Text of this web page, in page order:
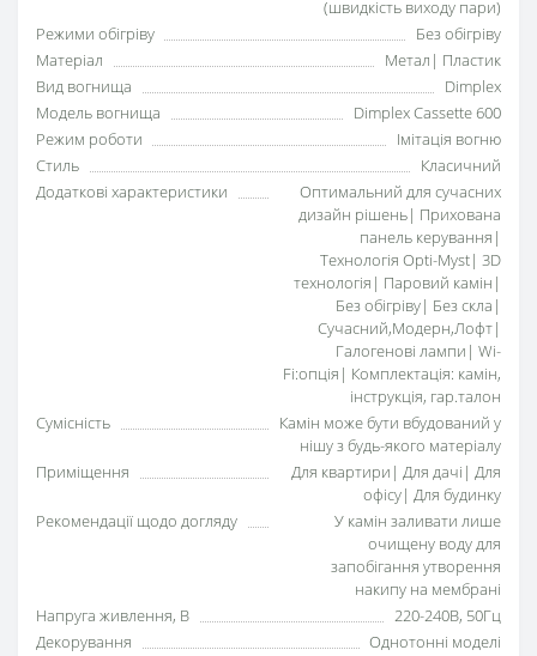
(швидкість виходу пари)
Режими обігріву
Без обігріву
Матеріал
Метал| Пластик
Вид вогнища
Dimplex
Модель вогнища
Dimplex Cassette 600
Режим роботи
Імітація вогню
Стиль
Класичний
Додаткові характеристики
Оптимальний для сучасних
дизайн рішень| Прихована
панель керування|
Технологія Opti-Myst| 3D
технологія| Паровий камін|
Без обігріву| Без скла|
Сучасний,Модерн,Лофт|
Галогенові лампи| Wi-
Fi:опція| Комплектація: камін,
інструкція, гар.талон
Сумісність
Камін може бути вбудований у
нішу з будь-якого матеріалу
Приміщення
Для квартири| Для дачі| Для
офісу| Для будинку
Рекомендації щодо догляду
У камін заливати лише
очищену воду для
запобігання утворення
накипу на мембрані
Напруга живлення, В
220-240В, 50Гц
Декорування
Однотонні моделі